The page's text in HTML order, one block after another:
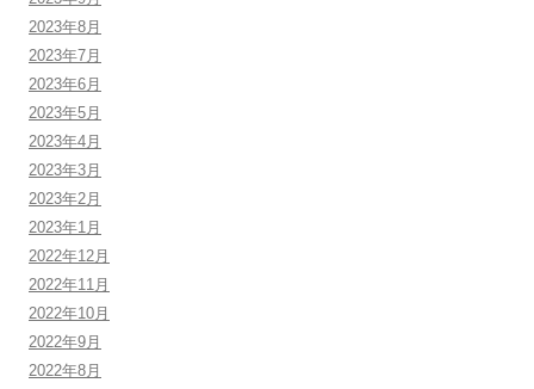
2023年8月
2023年7月
2023年6月
2023年5月
2023年4月
2023年3月
2023年2月
2023年1月
2022年12月
2022年11月
2022年10月
2022年9月
2022年8月